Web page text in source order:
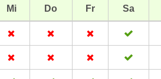
Mi Do Fr Sa